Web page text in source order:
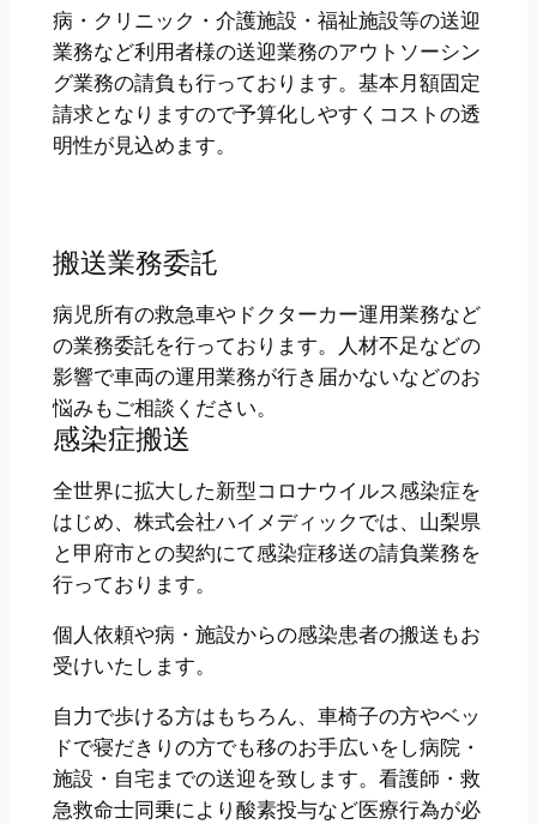
病・クリニック・介護施設・福祉施設等の送迎
業務など利用者様の送迎業務のアウトソーシン
グ業務の請負も行っております。基本月額固定
請求となりますので予算化しやすくコストの透
明性が見込めます。
搬送業務委託
病児所有の救急車やドクターカー運用業務など
の業務委託を行っております。人材不足などの
影響で車両の運用業務が行き届かないなどのお
悩みもご相談ください。
感染症搬送
全世界に拡大した新型コロナウイルス感染症を
はじめ、株式会社ハイメディックでは、山梨県
と甲府市との契約にて感染症移送の請負業務を
行っております。
個人依頼や病・施設からの感染患者の搬送もお
受けいたします。
自力で歩ける方はもちろん、車椅子の方やベッ
ドで寝だきりの方でも移のお手広いをし病院・
施設・自宅までの送迎を致します。看護師・救
急救命士同乗により酸素投与など医療行為が必